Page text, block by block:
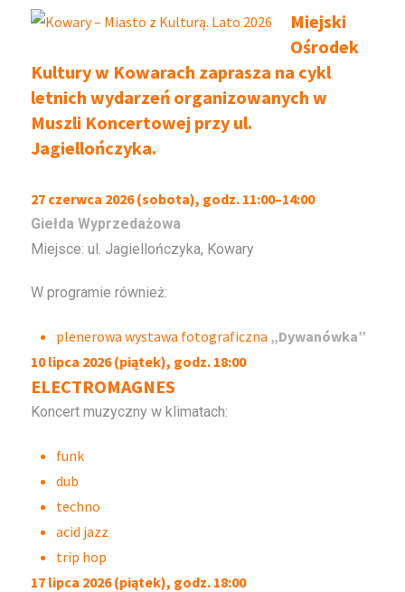
Miejski
Ośrodek
Kultury w Kowarach zaprasza na cykl
letnich wydarzeń organizowanych w
Muszli Koncertowej przy ul.
Jagiellończyka.
27 czerwca 2026 (sobota), godz. 11:00–14:00
Giełda Wyprzedażowa
Miejsce: ul. Jagiellończyka, Kowary
W programie również:
plenerowa wystawa fotograficzna „Dywanówka”
10 lipca 2026 (piątek), godz. 18:00
ELECTROMAGNES
Koncert muzyczny w klimatach:
funk
dub
techno
acid jazz
trip hop
17 lipca 2026 (piątek), godz. 18:00